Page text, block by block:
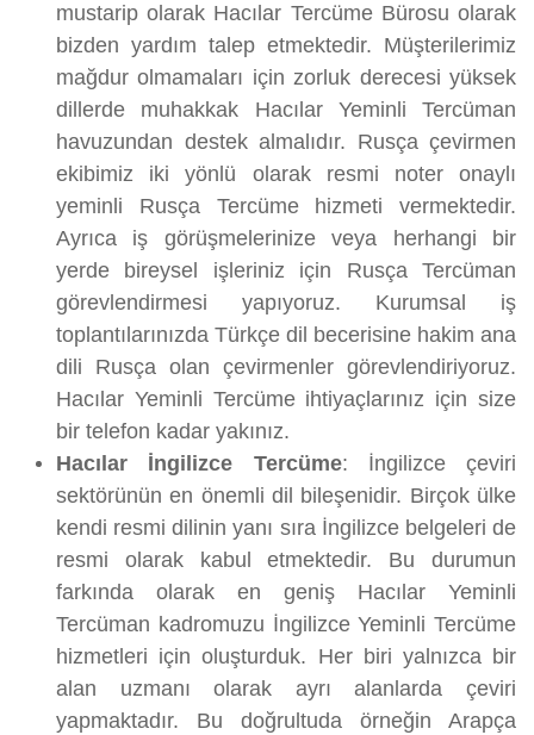
mustarip olarak Hacılar Tercüme Bürosu olarak
bizden yardım talep etmektedir. Müşterilerimiz
mağdur olmamaları için zorluk derecesi yüksek
dillerde muhakkak Hacılar Yeminli Tercüman
havuzundan destek almalıdır. Rusça çevirmen
ekibimiz iki yönlü olarak resmi noter onaylı
yeminli Rusça Tercüme hizmeti vermektedir.
Ayrıca iş görüşmelerinize veya herhangi bir
yerde bireysel işleriniz için Rusça Tercüman
görevlendirmesi yapıyoruz. Kurumsal iş
toplantılarınızda Türkçe dil becerisine hakim ana
dili Rusça olan çevirmenler görevlendiriyoruz.
Hacılar Yeminli Tercüme ihtiyaçlarınız için size
bir telefon kadar yakınız.
Hacılar İngilizce Tercüme: İngilizce çeviri
sektörünün en önemli dil bileşenidir. Birçok ülke
kendi resmi dilinin yanı sıra İngilizce belgeleri de
resmi olarak kabul etmektedir. Bu durumun
farkında olarak en geniş Hacılar Yeminli
Tercüman kadromuzu İngilizce Yeminli Tercüme
hizmetleri için oluşturduk. Her biri yalnızca bir
alan uzmanı olarak ayrı alanlarda çeviri
yapmaktadır. Bu doğrultuda örneğin Arapça